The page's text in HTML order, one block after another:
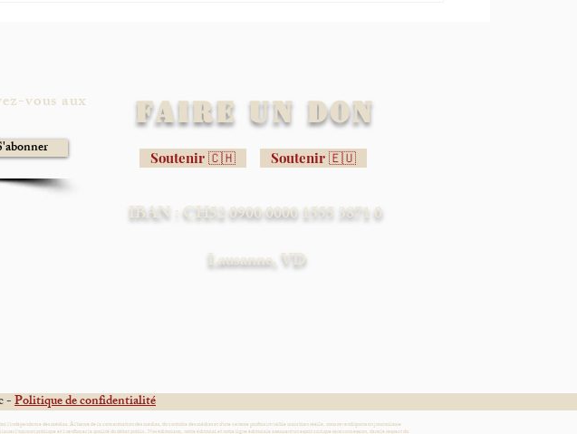
vous aux Faire un don
Soutenir 🇨🇭 Soutenir 🇪🇺
IBAN : CH52 0900 0000 1555 3871 0
Lausanne, VD
-Politique de confidentialité
des médias. À l’heure de la concentration des médias, du contrôle des médias et d’une censure parfois invisible mais bien réelle, nous revendiquons un journalisme
l’opinion publique et à renforcer la qualité du débat public. Nos éditoriaux, notre éditorial et notre ligne éditoriale assument un esprit critique sans concession, dans le respect du